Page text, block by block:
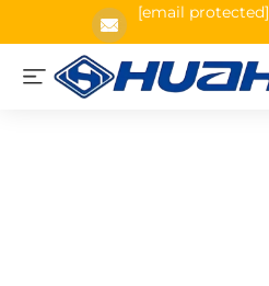
[email protected]